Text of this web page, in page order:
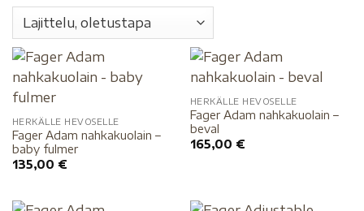
HERKÄLLE HEVOSELLE
Fager Adam nahkakuolain –
baby fulmer
135,00 €
HERKÄLLE HEVOSELLE
Fager Adam nahkakuolain –
beval
165,00 €